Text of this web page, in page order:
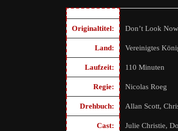
Originaltitel: Don’t Look Now
Land: Vereinigtes
Laufzeit: 110 Minuten
Regie: Nicolas Roeg
Drehbuch: Allan Scott,
Cast: Julie Christie,